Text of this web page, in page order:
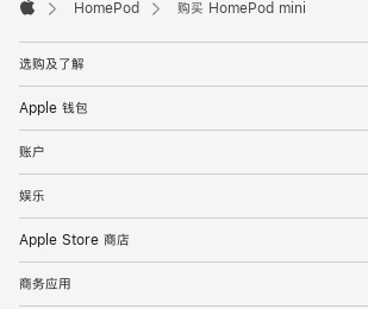
HomePod 购买 HomePod mini
选购及了解
Apple 钱包
账户
娱乐
Apple Store 商店
商务应用